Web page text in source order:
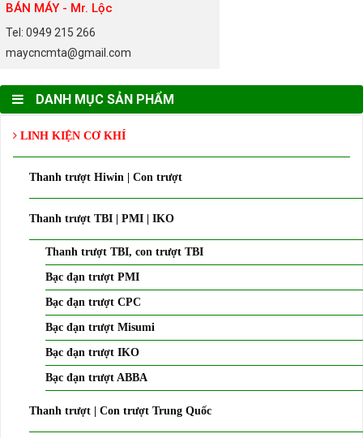
BÁN MÁY - Mr. Lộc
Tel: 0949 215 266
maycncmta@gmail.com
DANH MỤC SẢN PHẨM
LINH KIỆN CƠ KHÍ
Thanh trượt Hiwin | Con trượt
Thanh trượt TBI | PMI | IKO
Thanh trượt TBI, con trượt TBI
Bạc đạn trượt PMI
Bạc đạn trượt CPC
Bạc đạn trượt Misumi
Bạc đạn trượt IKO
Bạc đạn trượt ABBA
Thanh trượt | Con trượt Trung Quốc